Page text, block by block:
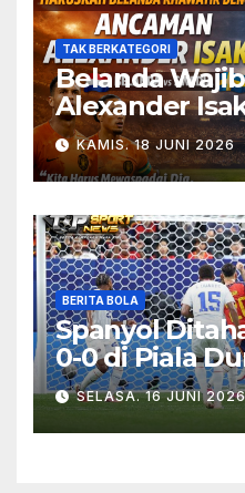
TAK BERKATEGORI
Belanda
Alexander
Swedia
KAMIS. 18 JUNI 2026
BERITA BOLA
Spanyol
0-0 di Piala
Fuente Soroti
Ketajaman
SELASA. 16 JUNI